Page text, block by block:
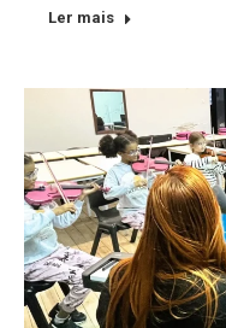
Ler mais